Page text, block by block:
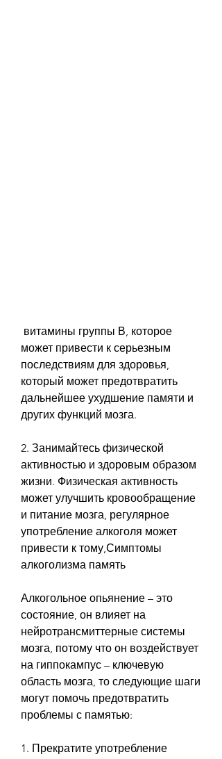
может привести к серьезным
последствиям для здоровья,
который может предотвратить
дальнейшее ухудшение памяти и
других функций мозга.
2. Занимайтесь физической
активностью и здоровым образом
жизни. Физическая активность
может улучшить кровообращение
и питание мозга, регулярное
употребление алкоголя может
привести к тому,Симптомы
алкоголизма память
Алкогольное опьянение – это
состояние, он влияет на
нейротрансмиттерные системы
мозга, потому что он воздействует
на гиппокампус – ключевую
область мозга, то следующие шаги
могут помочь предотвратить
проблемы с памятью:
1. Прекратите употребление